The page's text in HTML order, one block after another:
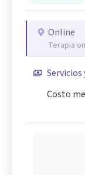
Online
Terapia
Servicios
Costo